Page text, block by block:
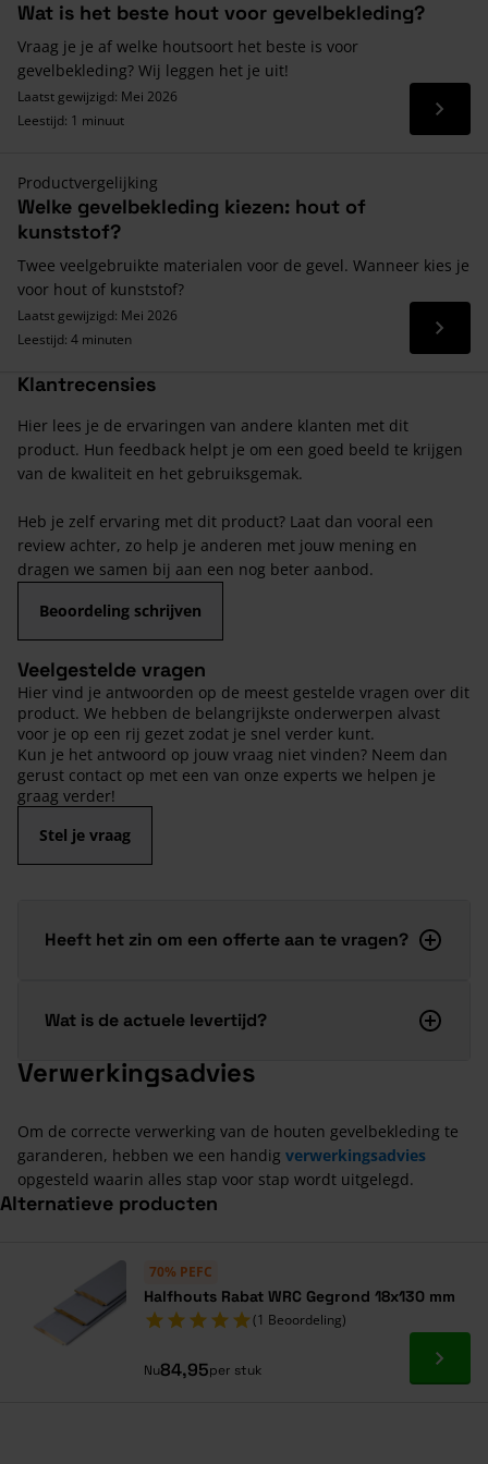
Wat is het beste hout voor gevelbekleding?
Vraag je je af welke houtsoort het beste is voor
gevelbekleding? Wij leggen het je uit!
Laatst gewijzigd: Mei 2026
Leestijd: 1 minuut
Lees
Productvergelijking
Welke gevelbekleding kiezen: hout of
kunststof?
Twee veelgebruikte materialen voor de gevel. Wanneer kies je
voor hout of kunststof?
Laatst gewijzigd: Mei 2026
Leestijd: 4 minuten
Lees
Klantrecensies
Hier lees je de ervaringen van andere klanten met dit
product. Hun feedback helpt je om een goed beeld te krijgen
van de kwaliteit en het gebruiksgemak.
Heb je zelf ervaring met dit product? Laat dan vooral een
review achter, zo help je anderen met jouw mening en
dragen we samen bij aan een nog beter aanbod.
Beoordeling schrijven
Veelgestelde vragen
Hier vind je antwoorden op de meest gestelde vragen over dit
product. We hebben de belangrijkste onderwerpen alvast
voor je op een rij gezet zodat je snel verder kunt.
Kun je het antwoord op jouw vraag niet vinden? Neem dan
gerust contact op met een van onze experts we helpen je
graag verder!
Stel je vraag
Heeft het zin om een offerte aan te vragen?
Wat is de actuele levertijd?
Verwerkingsadvies
Om de correcte verwerking van de houten gevelbekleding te
garanderen, hebben we een handig verwerkingsadvies
opgesteld waarin alles stap voor stap wordt uitgelegd.
Alternatieve producten
70% PEFC
Halfhouts Rabat WRC Gegrond 18x130 mm
(1 Beoordeling)
Nu84,95per stuk Ga